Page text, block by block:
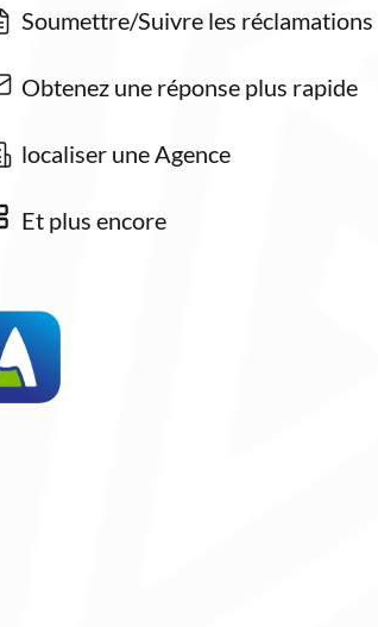
Soumettre/Suivre les réclamations
Obtenez une réponse plus rapide
localiser une Agence
Et plus encore